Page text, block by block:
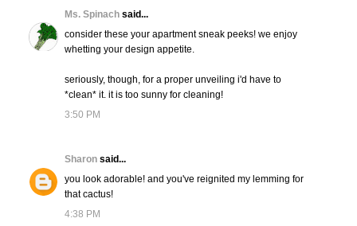
Ms. Spinach said...
consider these your apartment sneak peeks! we enjoy
whetting your design appetite.
seriously, though, for a proper unveiling i'd have to
*clean* it. it is too sunny for cleaning!
3:50 PM
Sharon said...
you look adorable! and you've reignited my lemming for
that cactus!
4:38 PM